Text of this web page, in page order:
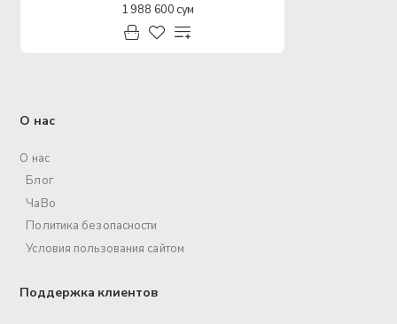
1 988 600 сум
О нас
О нас
Блог
ЧаВо
Политика безопасности
Условия пользования сайтом
Поддержка клиентов